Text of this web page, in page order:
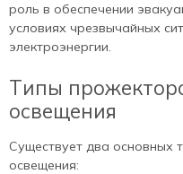
роль в обеспечении
условиях чрезвычайных
электроэнергии.
Типы
освещения
Существует два основных
освещения: